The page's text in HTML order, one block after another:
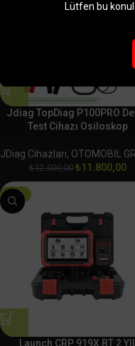
Jdiag TopDiag P100PRO
Test Cihazı Osiloskop
JDiag Cihazları, OTOMOBİL
₺12.500,00 ₺11.800,00
-13%
Launch CRP 919X BT 2
Lütfen bu